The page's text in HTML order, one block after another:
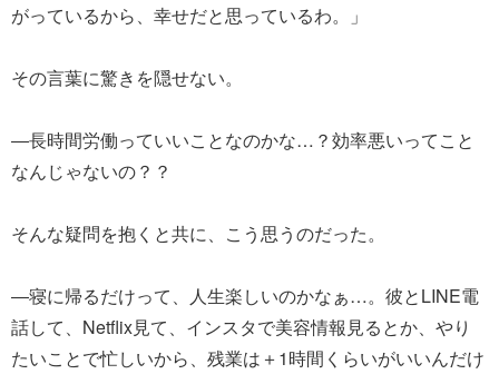
がっているから、幸せだと思っているわ。」
その言葉に驚きを隠せない。
―長時間労働っていいことなのかな…？効率悪いってこと
なんじゃないの？？
そんな疑問を抱くと共に、こう思うのだった。
―寝に帰るだけって、人生楽しいのかなぁ…。彼とLINE電
話して、Netflix見て、インスタで美容情報見るとか、やり
たいことで忙しいから、残業は＋1時間くらいがいいんだけ